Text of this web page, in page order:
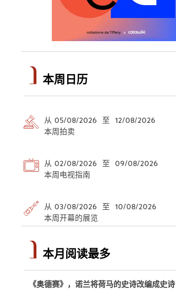
本周日历
从 05/08/2026 至 12/08/2026
本周拍卖
从 02/08/2026 至 09/08/2026
本周电视指南
从 03/08/2026 至 10/08/2026
本周开幕的展览
本月阅读最多
《奥德赛》，诺兰将荷马的史诗改编成史诗